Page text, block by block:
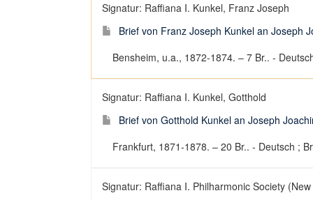
Signatur: Raffiana I. Kunkel, Franz Joseph
Brief von Franz Joseph Kunkel an Joseph
Bensheim, u.a., 1872-1874. – 7 Br.. -
Signatur: Raffiana I. Kunkel, Gotthold
Brief von Gotthold Kunkel an Joseph
Frankfurt, 1871-1878. – 20 Br.. - Deutsch ;
Signatur: Raffiana I. Philharmonic Society